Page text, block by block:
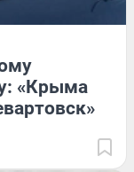
«Крыма